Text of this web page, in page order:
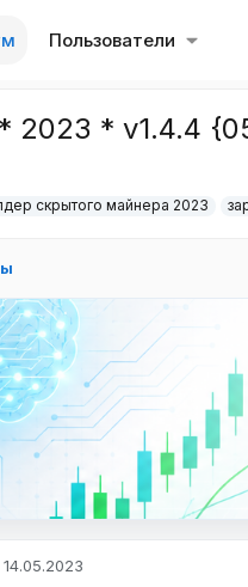
Пользователи
* v1.4.4
скрытого майнера 2023
14.05.2023